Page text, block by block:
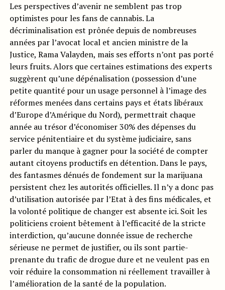
Les perspectives d’avenir ne semblent pas trop
optimistes pour les fans de cannabis. La
décriminalisation est prônée depuis de nombreuses
années par l’avocat local et ancien ministre de la
Justice, Rama Valayden, mais ses efforts n’ont pas porté
leurs fruits. Alors que certaines estimations des experts
suggèrent qu’une dépénalisation (possession d’une
petite quantité pour un usage personnel à l’image des
réformes menées dans certains pays et états libéraux
d’Europe d’Amérique du Nord), permettrait chaque
année au trésor d’économiser 30% des dépenses du
service pénitentiaire et du système judiciaire, sans
parler du manque à gagner pour la société de compter
autant citoyens productifs en détention. Dans le pays,
des fantasmes dénués de fondement sur la marijuana
persistent chez les autorités officielles. Il n’y a donc pas
d’utilisation autorisée par l’Etat à des fins médicales, et
la volonté politique de changer est absente ici. Soit les
politiciens croient bêtement à l’efficacité de la stricte
interdiction, qu’aucune donnée issue de recherche
sérieuse ne permet de justifier, ou ils sont partie-
prenante du trafic de drogue dure et ne veulent pas en
voir réduire la consommation ni réellement travailler à
l’amélioration de la santé de la population.